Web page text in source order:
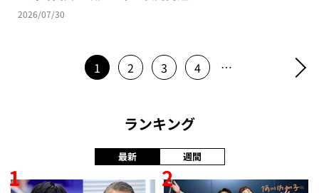
2026/07/30
1 2 3 4 …
ランキング
最新 週間
1 2